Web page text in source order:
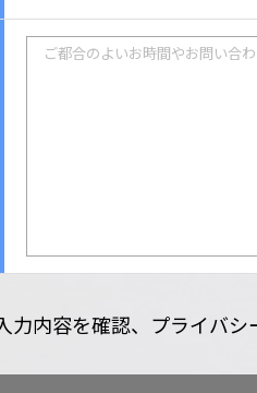
力内容を確認、プライバシ